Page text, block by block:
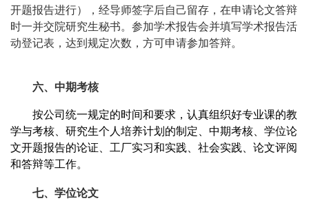
开题报告进行），经导师签字后自己留存，在申请论文答辩
时一并交院研究生秘书。参加学术报告会并填写学术报告活
动登记表，达到规定次数，方可申请参加答辩。
六、中期考核
按公司统一规定的时间和要求，认真组织好专业课的教
学与考核、研究生个人培养计划的制定、中期考核、学位论
文开题报告的论证、工厂实习和实践、社会实践、论文评阅
和答辩等工作。
七、学位论文